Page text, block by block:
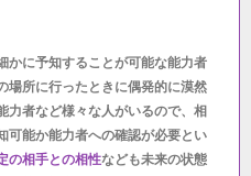
かに予知することが可能な能力者
場所に行ったときに偶発的に漠然
力者など様々な人がいるので、相
可能か能力者への確認が必要とい
の相手との相性なども未来の状態